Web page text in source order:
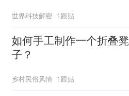
世界科技解密 1跟贴
如何手工制作一个折叠凳
子？
乡村民俗风情 1跟贴